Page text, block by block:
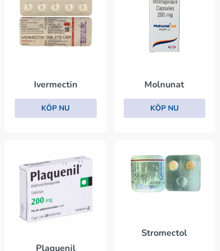
Ivermectin
KÖP NU
Molnunat
KÖP NU
Plaquenil
Stromectol